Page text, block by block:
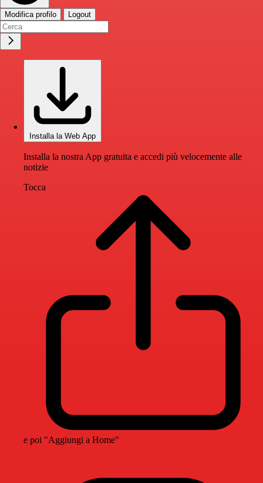
Modifica profilo Logout
Installa la Web App
Installa la nostra App gratuita e accedi più velocemente alle
notizie
Tocca
e poi "Aggiungi a Home"